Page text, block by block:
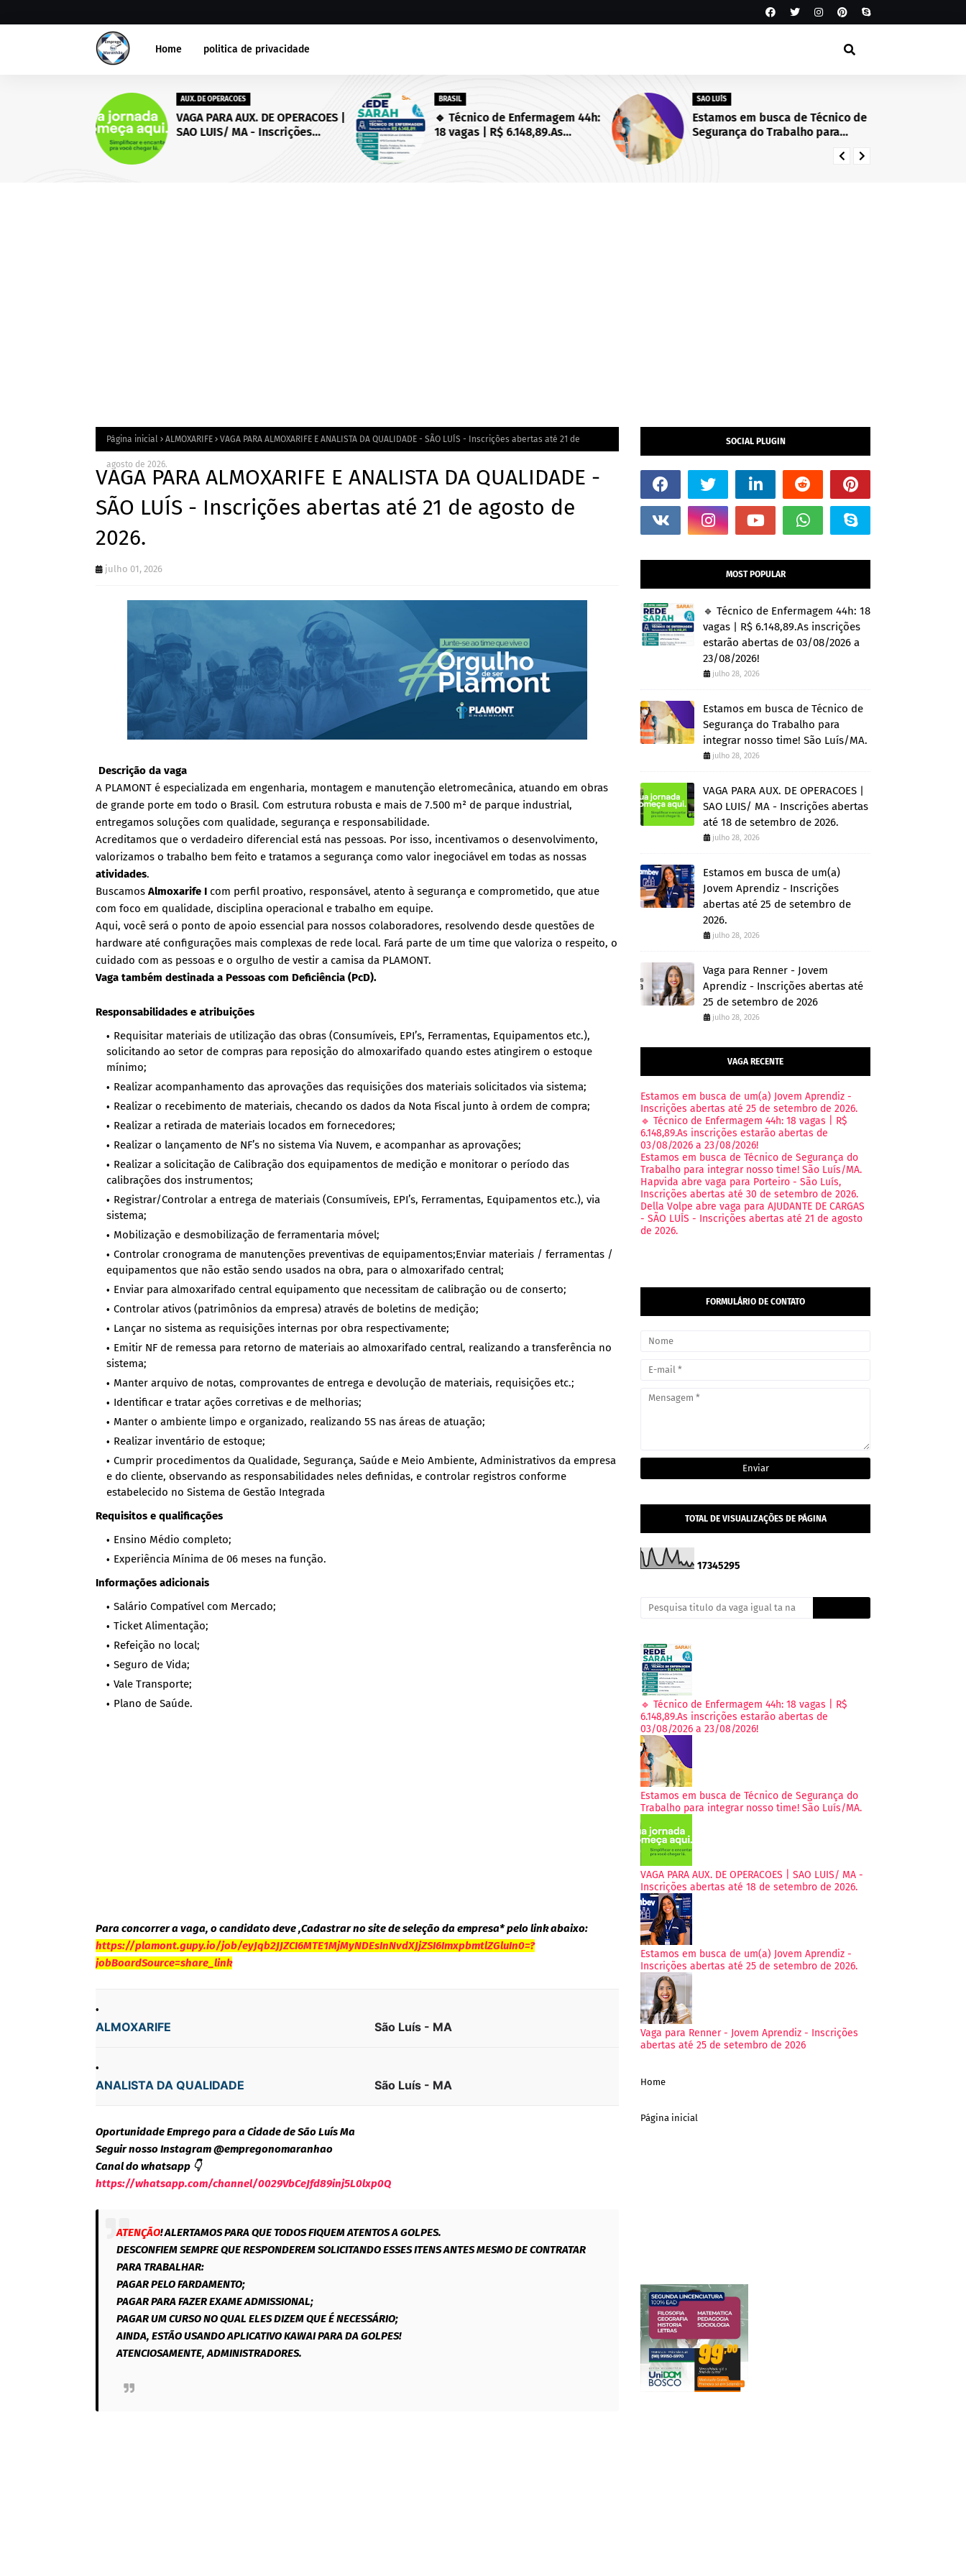
Home politica de privacidade
AUX. DE OPERACOES
VAGA PARA AUX. DE OPERACOES |
SAO LUIS/ MA - Inscrições
BRASIL
🔹 Técnico de Enfermagem 44h:
18 vagas | R$ 6.148,89.As
SAO LUÍS
Estamos em busca de Técnico de
Segurança do Trabalho para
Página inicial ALMOXARIFE VAGA PARA ALMOXARIFE E ANALISTA DA QUALIDADE - SÃO LUÍS - Inscrições abertas até 21 de
agosto de 2026.
VAGA PARA ALMOXARIFE E ANALISTA DA QUALIDADE -
SÃO LUÍS - Inscrições abertas até 21 de agosto de
2026.
julho 01, 2026
Descrição da vaga
A PLAMONT é especializada em engenharia, montagem e manutenção eletromecânica, atuando em obras
de grande porte em todo o Brasil. Com estrutura robusta e mais de 7.500 m² de parque industrial,
entregamos soluções com qualidade, segurança e responsabilidade.
Acreditamos que o verdadeiro diferencial está nas pessoas. Por isso, incentivamos o desenvolvimento,
valorizamos o trabalho bem feito e tratamos a segurança como valor inegociável em todas as nossas
atividades.
Buscamos Almoxarife I com perfil proativo, responsável, atento à segurança e comprometido, que atue
com foco em qualidade, disciplina operacional e trabalho em equipe.
Aqui, você será o ponto de apoio essencial para nossos colaboradores, resolvendo desde questões de
hardware até configurações mais complexas de rede local. Fará parte de um time que valoriza o respeito, o
cuidado com as pessoas e o orgulho de vestir a camisa da PLAMONT.
Vaga também destinada a Pessoas com Deficiência (PcD).
Responsabilidades e atribuições
Requisitar materiais de utilização das obras (Consumíveis, EPI’s, Ferramentas, Equipamentos etc.),
solicitando ao setor de compras para reposição do almoxarifado quando estes atingirem o estoque
mínimo;
Realizar acompanhamento das aprovações das requisições dos materiais solicitados via sistema;
Realizar o recebimento de materiais, checando os dados da Nota Fiscal junto à ordem de compra;
Realizar a retirada de materiais locados em fornecedores;
Realizar o lançamento de NF’s no sistema Via Nuvem, e acompanhar as aprovações;
Realizar a solicitação de Calibração dos equipamentos de medição e monitorar o período das
calibrações dos instrumentos;
Registrar/Controlar a entrega de materiais (Consumíveis, EPI’s, Ferramentas, Equipamentos etc.), via
sistema;
Mobilização e desmobilização de ferramentaria móvel;
Controlar cronograma de manutenções preventivas de equipamentos;Enviar materiais / ferramentas /
equipamentos que não estão sendo usados na obra, para o almoxarifado central;
Enviar para almoxarifado central equipamento que necessitam de calibração ou de conserto;
Controlar ativos (patrimônios da empresa) através de boletins de medição;
Lançar no sistema as requisições internas por obra respectivamente;
Emitir NF de remessa para retorno de materiais ao almoxarifado central, realizando a transferência no
sistema;
Manter arquivo de notas, comprovantes de entrega e devolução de materiais, requisições etc.;
Identificar e tratar ações corretivas e de melhorias;
Manter o ambiente limpo e organizado, realizando 5S nas áreas de atuação;
Realizar inventário de estoque;
Cumprir procedimentos da Qualidade, Segurança, Saúde e Meio Ambiente, Administrativos da empresa
e do cliente, observando as responsabilidades neles definidas, e controlar registros conforme
estabelecido no Sistema de Gestão Integrada
Requisitos e qualificações
Ensino Médio completo;
Experiência Mínima de 06 meses na função.
Informações adicionais
Salário Compatível com Mercado;
Ticket Alimentação;
Refeição no local;
Seguro de Vida;
Vale Transporte;
Plano de Saúde.
Para concorrer a vaga, o candidato deve ,Cadastrar no site de seleção da empresa* pelo link abaixo:
https://plamont.gupy.io/job/eyJqb2JJZCI6MTE1MjMyNDEsInNvdXJjZSI6ImxpbmtlZGluIn0=?
jobBoardSource=share_link
ALMOXARIFE São Luís - MA
ANALISTA DA QUALIDADE São Luís - MA
Oportunidade Emprego para a Cidade de São Luís Ma
Seguir nosso Instagram @empregonomaranhao
Canal do whatsapp 👇
https://whatsapp.com/channel/0029VbCeJfd89inj5L0lxp0Q
ATENÇÃO! ALERTAMOS PARA QUE TODOS FIQUEM ATENTOS A GOLPES.
DESCONFIEM SEMPRE QUE RESPONDEREM SOLICITANDO ESSES ITENS ANTES MESMO DE CONTRATAR
PARA TRABALHAR:
PAGAR PELO FARDAMENTO;
PAGAR PARA FAZER EXAME ADMISSIONAL;
PAGAR UM CURSO NO QUAL ELES DIZEM QUE É NECESSÁRIO;
AINDA, ESTÃO USANDO APLICATIVO KAWAI PARA DA GOLPES!
ATENCIOSAMENTE, ADMINISTRADORES.
SOCIAL PLUGIN
MOST POPULAR
🔹 Técnico de Enfermagem 44h: 18
vagas | R$ 6.148,89.As inscrições
estarão abertas de 03/08/2026 a
23/08/2026!
julho 28, 2026
Estamos em busca de Técnico de
Segurança do Trabalho para
integrar nosso time! São Luís/MA.
julho 28, 2026
VAGA PARA AUX. DE OPERACOES |
SAO LUIS/ MA - Inscrições abertas
até 18 de setembro de 2026.
julho 28, 2026
Estamos em busca de um(a)
Jovem Aprendiz - Inscrições
abertas até 25 de setembro de
2026.
julho 28, 2026
Vaga para Renner - Jovem
Aprendiz - Inscrições abertas até
25 de setembro de 2026
julho 28, 2026
VAGA RECENTE
Estamos em busca de um(a) Jovem Aprendiz -
Inscrições abertas até 25 de setembro de 2026.
🔹 Técnico de Enfermagem 44h: 18 vagas | R$
6.148,89.As inscrições estarão abertas de
03/08/2026 a 23/08/2026!
Estamos em busca de Técnico de Segurança do
Trabalho para integrar nosso time! São Luís/MA.
Hapvida abre vaga para Porteiro - São Luís,
Inscrições abertas até 30 de setembro de 2026.
Della Volpe abre vaga para AJUDANTE DE CARGAS
- SÃO LUÍS - Inscrições abertas até 21 de agosto
de 2026.
FORMULÁRIO DE CONTATO
TOTAL DE VISUALIZAÇÕES DE PÁGINA
17345295
🔹 Técnico de Enfermagem 44h: 18 vagas | R$
6.148,89.As inscrições estarão abertas de
03/08/2026 a 23/08/2026!
Estamos em busca de Técnico de Segurança do
Trabalho para integrar nosso time! São Luís/MA.
VAGA PARA AUX. DE OPERACOES | SAO LUIS/ MA -
Inscrições abertas até 18 de setembro de 2026.
Estamos em busca de um(a) Jovem Aprendiz -
Inscrições abertas até 25 de setembro de 2026.
Vaga para Renner - Jovem Aprendiz - Inscrições
abertas até 25 de setembro de 2026
Home
Página inicial